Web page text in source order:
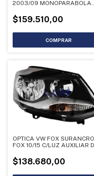
2003/09 MONOPARABOLA
LIQUIDACIÓN
$159.510,00
OPTICA VW FOX
FOX 10/15 C/LUZ AUXILIAR
$138.680,00